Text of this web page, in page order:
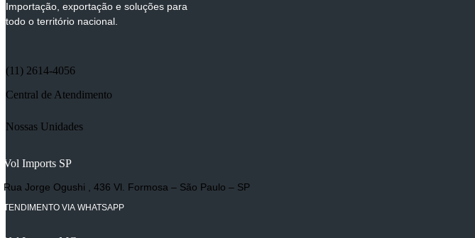
Importação, exportação e soluções para
todo o território nacional.
(11) 2614-4056
Central de Atendimento
Nossas Unidades
Vol Imports SP
Rua Jorge Ogushi , 436 Vl. Formosa – São Paulo – SP
VIA WHATSAPP